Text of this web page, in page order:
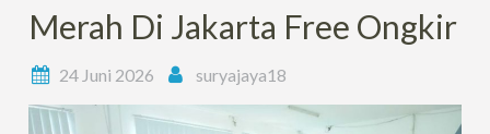
Merah Di Jakarta Free Ongkir
24 Juni 2026 suryajaya18